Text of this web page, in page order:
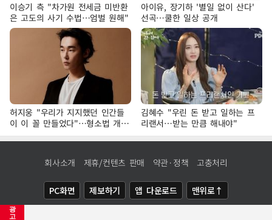
광
고
이승기 측 "차가원 전세금 미반환
은 고도의 사기 수법…엄벌 원해"
아이유, 장기하 '별일 없이 산다'
선곡…쿨한 일상 공개
허지웅 "우리가 지지했던 인간들
이 이 꼴 만들었다"…형소법 개정
에 격한 반응
김혜수 "우린 돈 받고 일하는 프
리랜서…받는 만큼 해내야"
회사소개 제휴/컨텐츠 판매 약관·정책 고충처리
PC화면 제보하기 앱 다운로드 맨위로↑